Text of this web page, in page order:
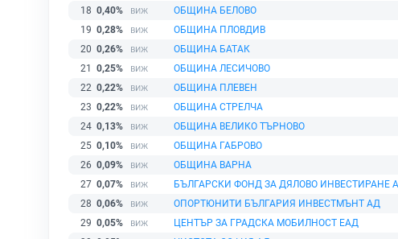
18 0,40% ОБЩИНА БЕЛОВО
19 0,28% ОБЩИНА ПЛОВДИВ
20 0,26% ОБЩИНА БАТАК
21
0,25% ОБЩИНА ЛЕСИЧОВО
22 0,22% ОБЩИНА ПЛЕВЕН
23 0,22% ОБЩИНА СТРЕЛЧА
24 0,13% ОБЩИНА ВЕЛИКО ТЪРНОВО
25 0,10% ОБЩИНА ГАБРОВО
26 0,09% ОБЩИНА ВАРНА
27 0,07% БЪЛГАРСКИ ФОНД ЗА ДЯЛОВО ИНВЕСТИРАНЕ
28 0,06% ОПОРТЮНИТИ БЪЛГАРИЯ ИНВЕСТМЪНТ АД
29 0,05% ЦЕНТЪР ЗА ГРАДСКА МОБИЛНОСТ ЕАД